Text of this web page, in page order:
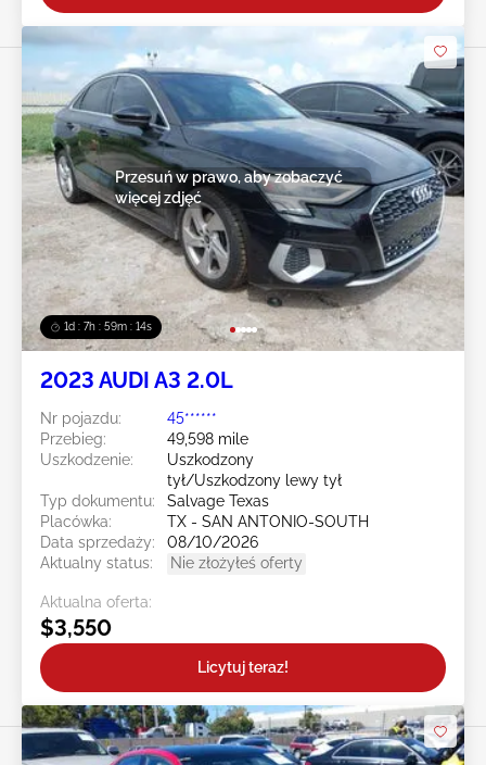
1d : 7h : 59m : 11s
Przesuń w prawo, aby zobaczyć
więcej zdjęć
2023 AUDI A3 2.0L
Nr pojazdu:
45******
Przebieg:
49,598 mile
Uszkodzenie:
Uszkodzony
tył/Uszkodzony lewy tył
Typ dokumentu:
Salvage Texas
Placówka:
TX - SAN ANTONIO-SOUTH
Data sprzedaży:
08/10/2026
Aktualny status:
Nie złożyłeś oferty
Aktualna oferta:
$3,550
Licytuj teraz!